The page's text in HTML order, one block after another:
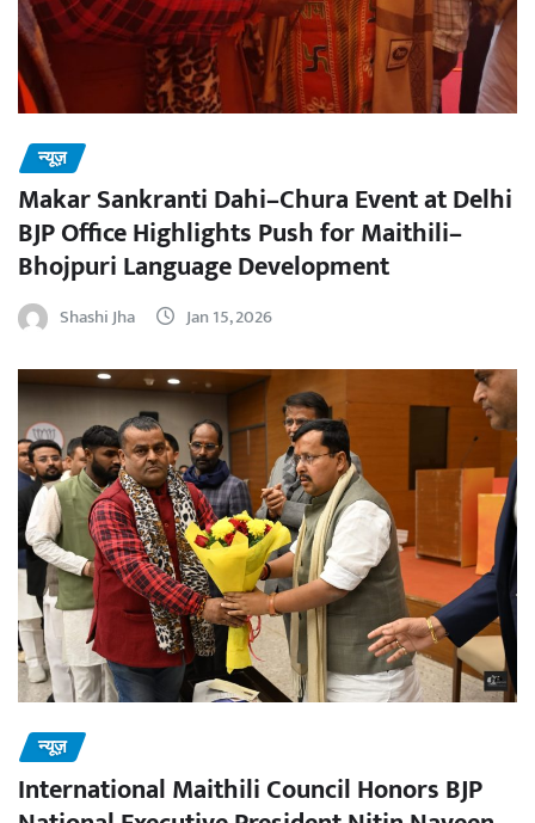
न्यूज़
Makar Sankranti Dahi–Chura Event at Delhi
BJP Office Highlights Push for Maithili–
Bhojpuri Language Development
Shashi Jha Jan 15, 2026
न्यूज़
International Maithili Council Honors BJP